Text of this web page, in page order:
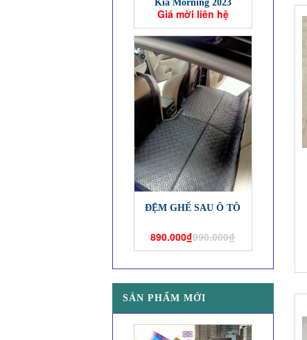
Kia Morning 2023
Giá mời liên hệ
ĐỆM GHẾ SAU Ô TÔ
890.000₫990.000₫
SẢN PHẨM MỚI